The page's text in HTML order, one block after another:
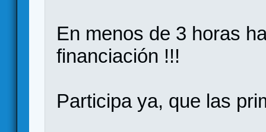
En menos de 3 horas
financiación !!!
Participa ya, que las